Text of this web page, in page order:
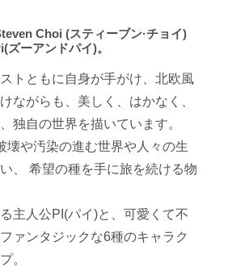
Choi (スティーブン·チョイ)
ーアンドパイ)。
トともに自身が手がけ、北欧風
ながらも、美しく、はかなく、
独自の世界を描いています。
壊や汚染の進む世界や人々の生
、 希望の種を手に旅を続ける物
主人公PI(パイ)と、可愛くて不
ァンタジックな6種のキャラク
。